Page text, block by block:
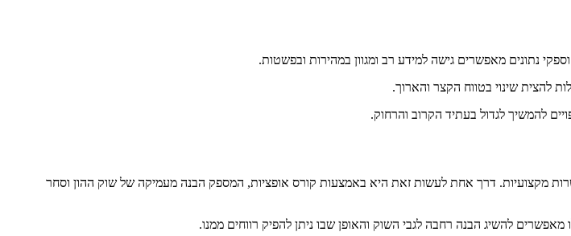
נתונים מאפשרים גישה למידע רב ומגוון במהירות ובפשטות.
להצית שינוי בטווח הקצר והארוך.
להמשיך לגדול בעתיד הקרוב והרחוק.
מקצועיות. דרך אחת לעשות זאת היא באמצעות קורס אופציות, המספק הבנה מעמיקה של שוק ההון וסחר
להשיג הבנה רחבה לגבי השוק והאופן שבו ניתן להפיק רווחים ממנו.